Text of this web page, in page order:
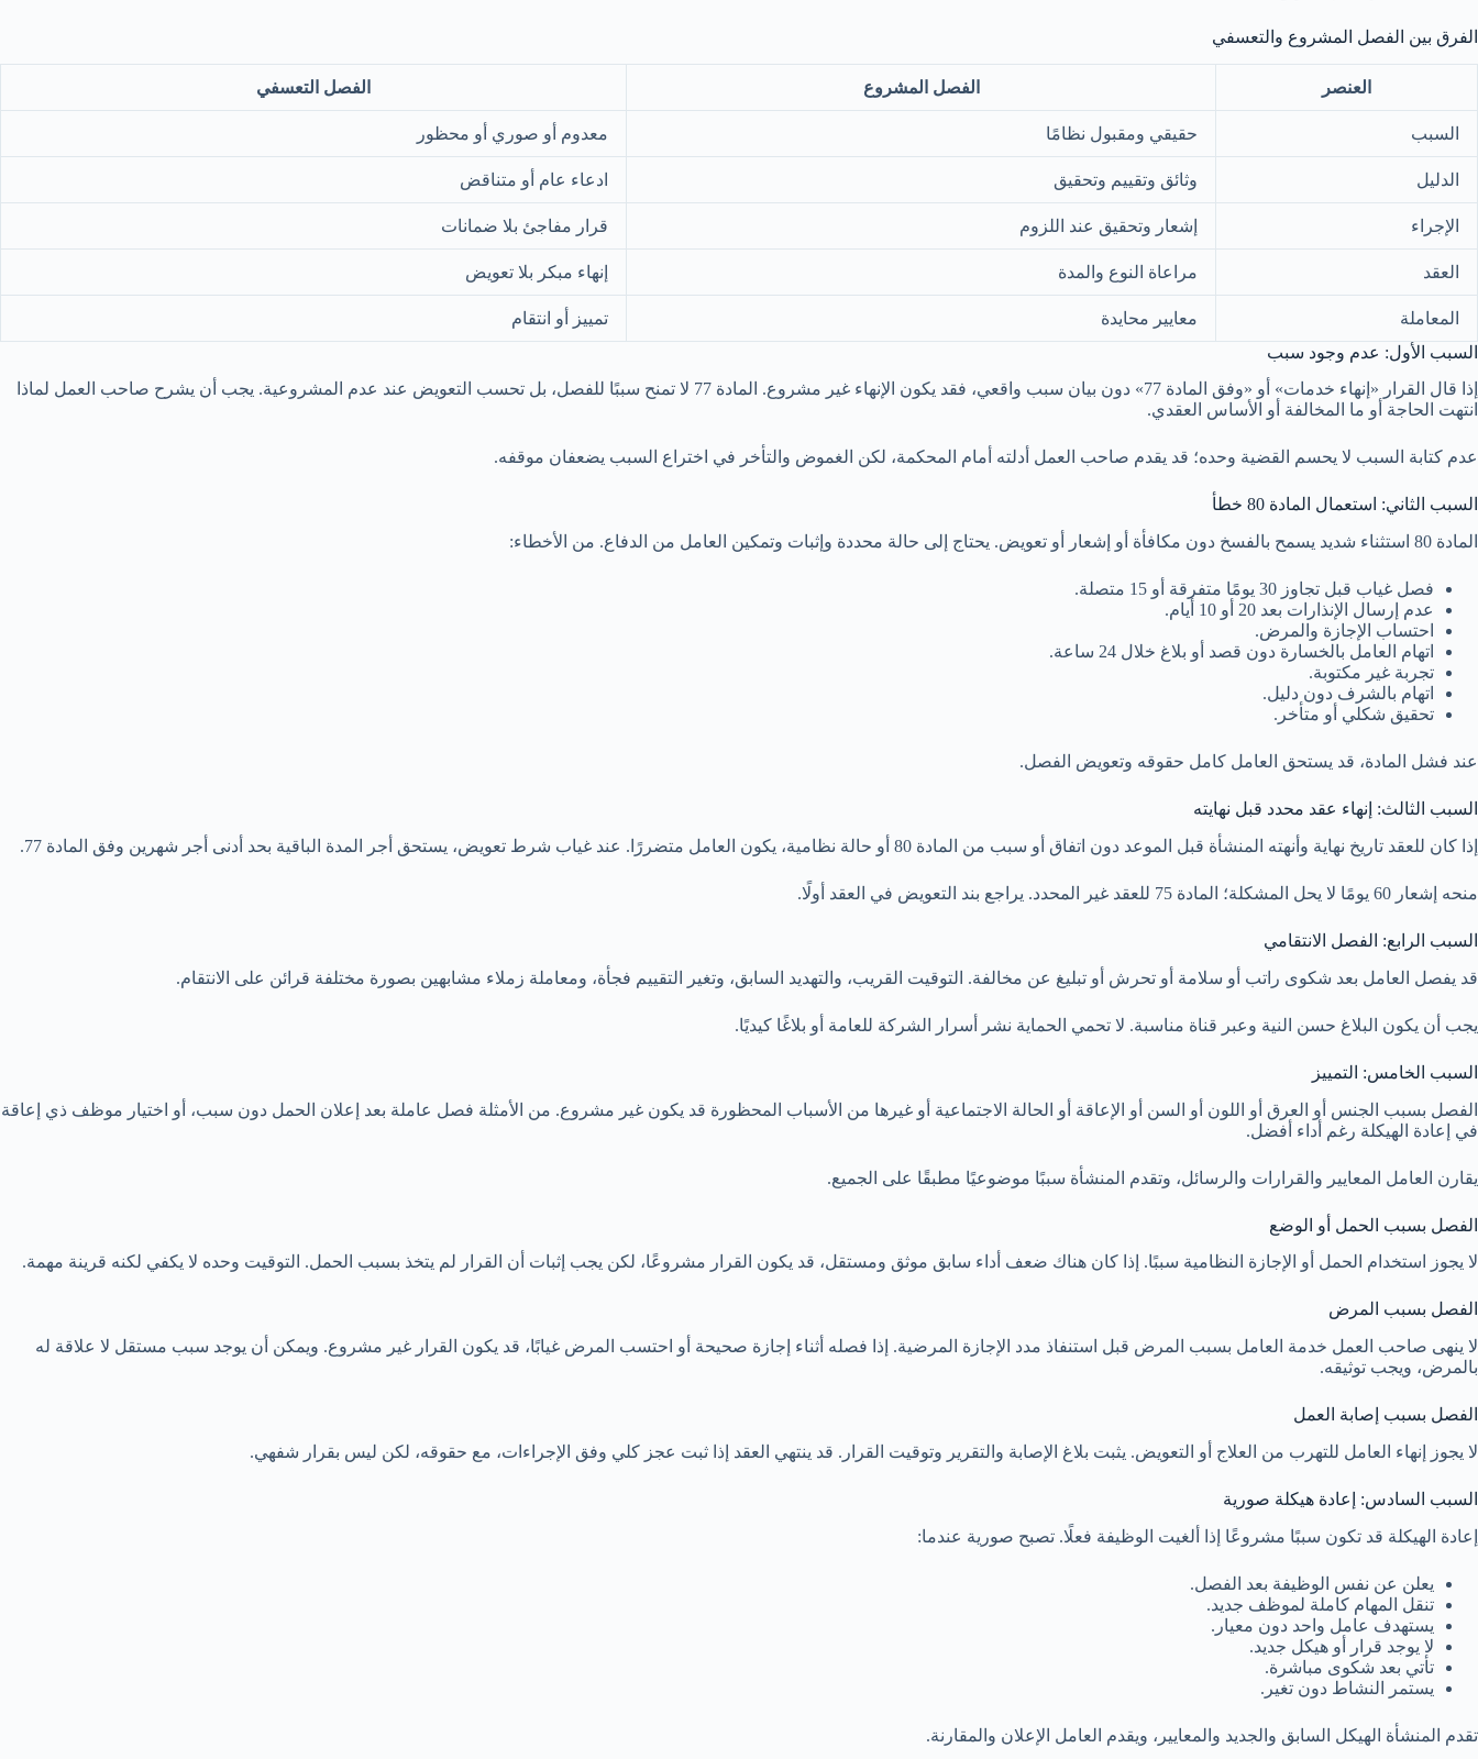
الفرق بين الفصل المشروع والتعسفي
العنصر الفصل المشروع الفصل التعسفي
السبب حقيقي ومقبول نظامًا معدوم أو صوري أو محظور
الدليل وثائق وتقييم وتحقيق ادعاء عام أو متناقض
الإجراء إشعار وتحقيق عند اللزوم قرار مفاجئ بلا ضمانات
العقد مراعاة النوع والمدة إنهاء مبكر بلا تعويض
المعاملة معايير محايدة
تمييز أو انتقام
السبب الأول: عدم وجود سبب
إذا قال القرار «إنهاء خدمات» أو «وفق المادة 77» دون بيان سبب واقعي، فقد يكون الإنهاء غير مشروع. المادة 77 لا تمنح سببًا للفصل، بل تحسب التعويض عند عدم المشروعية. يجب أن يشرح صاحب العمل لماذا
انتهت الحاجة أو ما المخالفة أو الأساس العقدي.
عدم كتابة السبب لا يحسم القضية وحده؛ قد يقدم صاحب العمل أدلته أمام المحكمة، لكن الغموض والتأخر في اختراع السبب يضعفان موقفه.
السبب الثاني: استعمال المادة 80 خطأ
المادة 80 استثناء شديد يسمح بالفسخ دون مكافأة أو إشعار أو تعويض. يحتاج إلى حالة محددة وإثبات وتمكين العامل من الدفاع. من الأخطاء:
فصل غياب قبل تجاوز 30 يومًا متفرقة أو 15 متصلة.
عدم إرسال الإنذارات بعد 20 أو 10 أيام.
احتساب الإجازة والمرض.
اتهام العامل بالخسارة دون قصد أو بلاغ خلال 24 ساعة.
تجربة غير مكتوبة.
اتهام بالشرف دون دليل.
تحقيق شكلي أو متأخر.
عند فشل المادة، قد يستحق العامل كامل حقوقه وتعويض الفصل.
السبب الثالث: إنهاء عقد محدد قبل نهايته
إذا كان للعقد تاريخ نهاية وأنهته المنشأة قبل الموعد دون اتفاق أو سبب من المادة 80 أو حالة نظامية، يكون العامل متضررًا. عند غياب شرط تعويض، يستحق أجر المدة الباقية بحد أدنى أجر شهرين وفق المادة 77.
منحه إشعار 60 يومًا لا يحل المشكلة؛ المادة 75 للعقد غير المحدد. يراجع بند التعويض في العقد أولًا.
السبب الرابع: الفصل الانتقامي
قد يفصل العامل بعد شكوى راتب أو سلامة أو تحرش أو تبليغ عن مخالفة. التوقيت القريب، والتهديد السابق، وتغير التقييم فجأة، ومعاملة زملاء مشابهين بصورة مختلفة قرائن على الانتقام.
يجب أن يكون البلاغ حسن النية وعبر قناة مناسبة. لا تحمي الحماية نشر أسرار الشركة للعامة أو بلاغًا كيديًا.
السبب الخامس: التمييز
الفصل بسبب الجنس أو العرق أو اللون أو السن أو الإعاقة أو الحالة الاجتماعية أو غيرها من الأسباب المحظورة قد يكون غير مشروع. من الأمثلة فصل عاملة بعد إعلان الحمل دون سبب، أو اختيار موظف ذي إعاقة
في إعادة الهيكلة رغم أداء أفضل.
يقارن العامل المعايير والقرارات والرسائل، وتقدم المنشأة سببًا موضوعيًا مطبقًا على الجميع.
الفصل بسبب الحمل أو الوضع
لا يجوز استخدام الحمل أو الإجازة النظامية سببًا. إذا كان هناك ضعف أداء سابق موثق ومستقل، قد يكون القرار مشروعًا، لكن يجب إثبات أن القرار لم يتخذ بسبب الحمل. التوقيت وحده لا يكفي لكنه قرينة مهمة.
الفصل بسبب المرض
لا ينهى صاحب العمل خدمة العامل بسبب المرض قبل استنفاذ مدد الإجازة المرضية. إذا فصله أثناء إجازة صحيحة أو احتسب المرض غيابًا، قد يكون القرار غير مشروع. ويمكن أن يوجد سبب مستقل لا علاقة له
بالمرض، ويجب توثيقه.
الفصل بسبب إصابة العمل
لا يجوز إنهاء العامل للتهرب من العلاج أو التعويض. يثبت بلاغ الإصابة والتقرير وتوقيت القرار. قد ينتهي العقد إذا ثبت عجز كلي وفق الإجراءات، مع حقوقه، لكن ليس بقرار شفهي.
السبب السادس: إعادة هيكلة صورية
إعادة الهيكلة قد تكون سببًا مشروعًا إذا ألغيت الوظيفة فعلًا. تصبح صورية عندما:
يعلن عن نفس الوظيفة بعد الفصل.
تنقل المهام كاملة لموظف جديد.
يستهدف عامل واحد دون معيار.
لا يوجد قرار أو هيكل جديد.
تأتي بعد شكوى مباشرة.
يستمر النشاط دون تغير.
تقدم المنشأة الهيكل السابق والجديد والمعايير، ويقدم العامل الإعلان والمقارنة.